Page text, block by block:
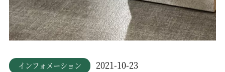
インフォメーション
2021-10-23